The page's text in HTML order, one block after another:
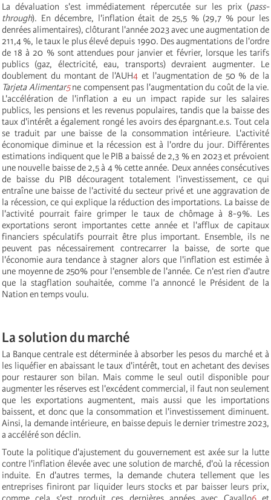
La dévaluation s'est immédiatement répercutée sur les prix (pass-
through). En décembre, l'inflation était de 25,5 % (29,7 % pour les
denrées alimentaires), clôturant l'année 2023 avec une augmentation de
211,4 %, le taux le plus élevé depuis 1990. Des augmentations de l'ordre
de 18 à 20 % sont attendues pour janvier et février, lorsque les tarifs
publics (gaz, électricité, eau, transports) devraient augmenter. Le
doublement du montant de l'AUH4 et l'augmentation de 50 % de la
Tarjeta Alimentar5ne compensent pas l'augmentation du coût de la vie.
L'accélération de l'inflation a eu un impact rapide sur les salaires
publics, les pensions et les revenus populaires, tandis que la baisse des
taux d'intérêt a également rongé les avoirs des épargnant.e.s. Tout cela
se traduit par une baisse de la consommation intérieure. L'activité
économique diminue et la récession est à l'ordre du jour. Différentes
estimations indiquent que le PIB a baissé de 2,3 % en 2023 et prévoient
une nouvelle baisse de 2,5 à 4 % cette année. Deux années consécutives
de baisse du PIB découragent totalement l'investissement, ce qui
entraîne une baisse de l'activité du secteur privé et une aggravation de
la récession, ce qui explique la réduction des importations. La baisse de
l'activité pourrait faire grimper le taux de chômage à 8-9%. Les
exportations seront importantes cette année et l'afflux de capitaux
financiers spéculatifs pourrait être plus important. Ensemble, ils ne
peuvent pas nécessairement contrecarrer la baisse, de sorte que
l'économie aura tendance à stagner alors que l'inflation est estimée à
une moyenne de 250% pour l'ensemble de l'année. Ce n'est rien d'autre
que la stagflation souhaitée, comme l'a annoncé le Président de la
Nation en temps voulu.
La solution du marché
La Banque centrale est déterminée à absorber les pesos du marché et à
les liquéfier en abaissant le taux d'intérêt, tout en achetant des devises
pour restaurer son bilan. Mais comme le seul outil disponible pour
augmenter les réserves est l'excédent commercial, il faut non seulement
que les exportations augmentent, mais aussi que les importations
baissent, et donc que la consommation et l'investissement diminuent.
Ainsi, la demande intérieure, en baisse depuis le dernier trimestre 2023,
a accéléré son déclin.
Toute la politique d'ajustement du gouvernement est axée sur la lutte
contre l'inflation élevée avec une solution de marché, d'où la récession
induite. En d'autres termes, la demande chutera tellement que les
entreprises finiront par liquider leurs stocks et par baisser leurs prix,